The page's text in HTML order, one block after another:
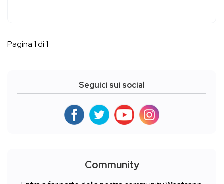
Pagina 1 di 1
Seguici sui social
Community